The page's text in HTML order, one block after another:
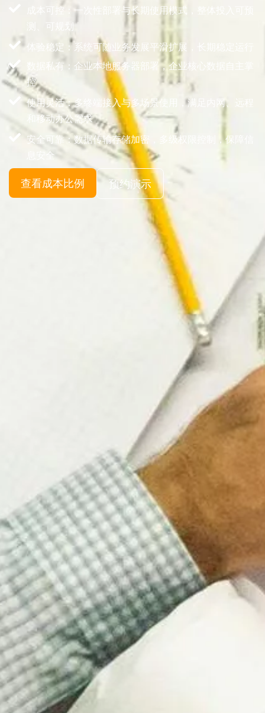
成本可控：一次性部署与长期使用模式，整体投入可预
测、可规划
体验稳定：系统可随业务发展平滑扩展，长期稳定运行
数据私有：企业本地服务器部署，企业核心数据自主掌
控
使用灵活：多终端接入与多场景使用，满足内网、远程
和移动办公需求
安全可靠：数据传输存储加密，多级权限控制，保障信
息安全
查看成本比例 预约演示